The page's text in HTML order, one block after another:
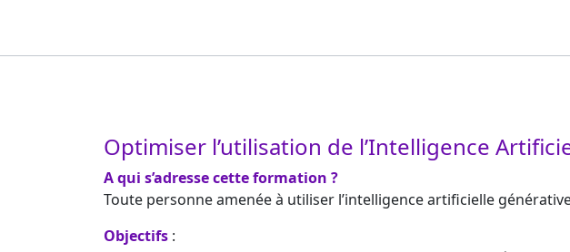
Optimiser l’utilisation de l’Intelligence
A qui s’adresse cette formation ?
Toute personne amenée à utiliser l’intelligence artificielle
Objectifs :